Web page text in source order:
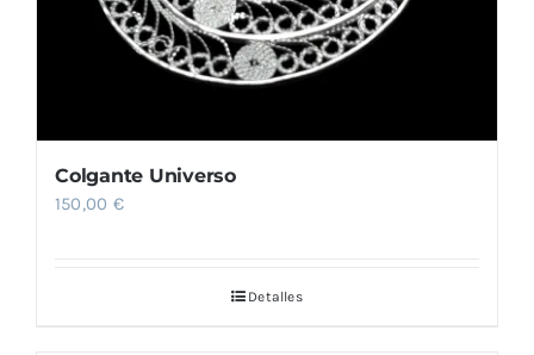
Colgante Universo
150,00 €
Detalles